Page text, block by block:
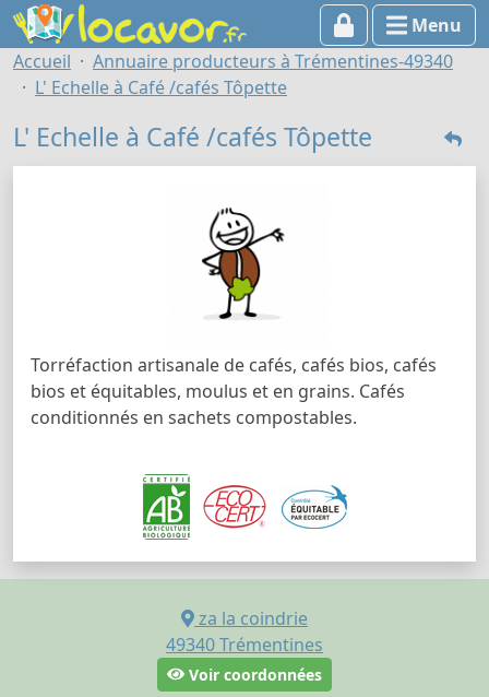
Menu
Accueil
Annuaire producteurs à Trémentines-49340
L' Echelle à Café /cafés Tôpette
L' Echelle à Café /cafés Tôpette
Torréfaction artisanale de cafés, cafés bios, cafés
bios et équitables, moulus et en grains. Cafés
conditionnés en sachets compostables.
za la coindrie
49340Trémentines
Voir coordonnées